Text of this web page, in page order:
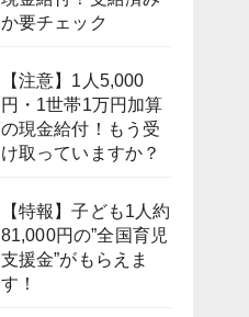
か要チェック
【注意】1人5,000
円・1世帯1万円加算
の現金給付！もう受
け取っていますか？
【特報】子ども1人約
81,000円の”全国育児
支援金”がもらえま
す！